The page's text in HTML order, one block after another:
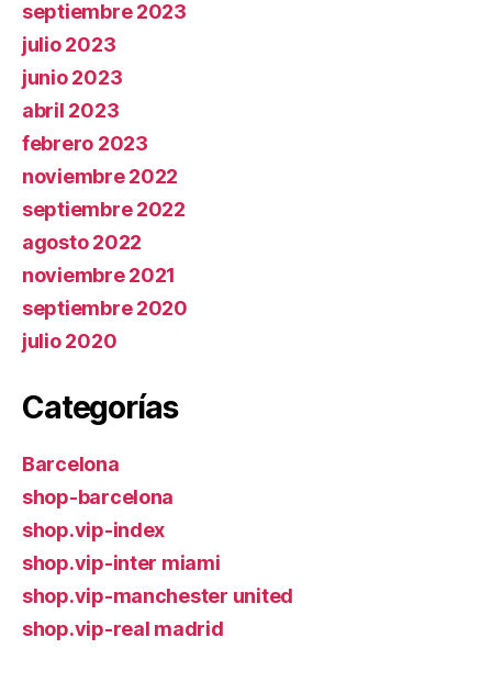
septiembre 2023
julio 2023
junio 2023
abril 2023
febrero 2023
noviembre 2022
septiembre 2022
agosto 2022
noviembre 2021
septiembre 2020
julio 2020
Categorías
Barcelona
shop-barcelona
shop.vip-index
shop.vip-inter miami
shop.vip-manchester united
shop.vip-real madrid